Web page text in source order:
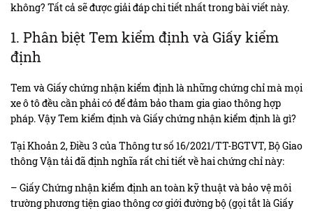
không? Tất cả sẽ được giải đáp chi tiết nhất trong bài viết này.
1. Phân biệt Tem kiểm định và Giấy kiểm
định
Tem và Giấy chứng nhận kiểm định là những chứng chỉ mà mọi
xe ô tô đều cần phải có để đảm bảo tham gia giao thông hợp
pháp. Vậy Tem kiểm định và Giấy chứng nhận kiểm định là gì?
Tại Khoản 2, Điều 3 của Thông tư số 16/2021/TT-BGTVT, Bộ Giao
thông Vận tải đã định nghĩa rất chi tiết về hai chứng chỉ này:
– Giấy Chứng nhận kiểm định an toàn kỹ thuật và bảo vệ môi
trường phương tiện giao thông cơ giới đường bộ (gọi tắt là Giấy